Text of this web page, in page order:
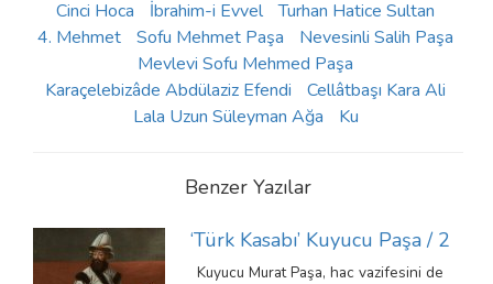
Cinci Hoca
İbrahim-i Evvel
Turhan Hatice Sultan
4. Mehmet
Sofu Mehmet Paşa
Nevesinli Salih Paşa
Mevlevi Sofu Mehmed Paşa
Karaçelebizâde Abdülaziz Efendi
Cellâtbaşı Kara Ali
Lala Uzun Süleyman Ağa
Ku
Benzer Yazılar
‘Türk Kasabı’ Kuyucu Paşa / 2
Kuyucu Murat Paşa, hac vazifesini de